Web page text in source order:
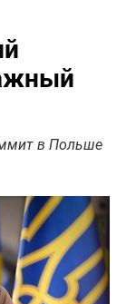
в Польше